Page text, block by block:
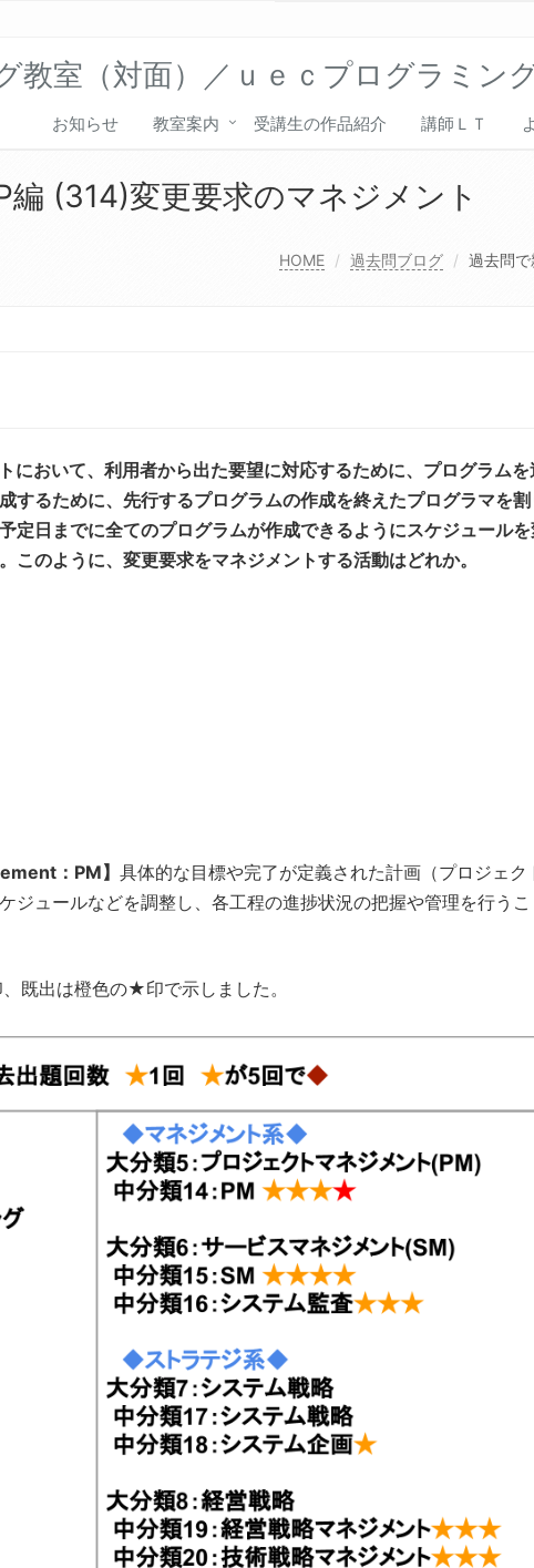
教室（対面）／ｕｅｃプログラミン
お知らせ 教室案内 受講生の作品紹介 講師ＬＴ
編 (314)変更要求のマネジメント
HOME 過去問ブログ 過去問
おいて、利用者から出た要望に対応するために、プログラムを
するために、先行するプログラムの作成を終えたプログラマを割
定日までに全てのプログラムが作成できるようにスケジュール
のように、変更要求をマネジメントする活動はどれか。
：PM】 具体的な目標や完了が定義された計画（プロジェク
ジュールなどを調整し、各工程の進捗状況の把握や管理を行うこ
既出は橙色の★印で示しました。